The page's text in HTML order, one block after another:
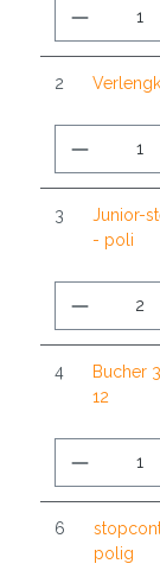
2
3
Junior-
- poli
4
Bucher
12
6
polig